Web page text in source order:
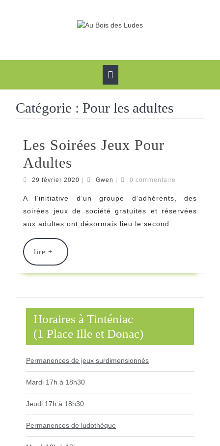
Catégorie : Pour les adultes
Les Soirées Jeux Pour
Adultes
Soirées
Jeux
Pour
29 février 2020 29
2020
| Gwen Gwen
| 0 commentaire
A l’initiative d’un groupe d’adhérents, des
soirées jeux de société gratuites et réservées
aux adultes ont désormais lieu le second
lire +
lire
+
Horaires à Tinténiac
(1 Place Ille et Donac)
Permanences de jeux surdimensionnés
Mardi 17h à 18h30
Jeudi 17h à 18h30
Permanences de ludothèque